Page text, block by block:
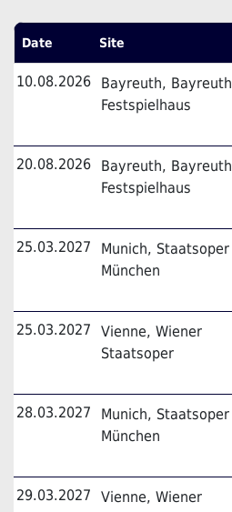
Date Site
10.08.2026
Bayreuth, Bayreuth
Festspielhaus
20.08.2026
Bayreuth, Bayreuth
Festspielhaus
25.03.2027
Munich, Staatsoper
München
25.03.2027
Vienne, Wiener
Staatsoper
28.03.2027
Munich, Staatsoper
München
29.03.2027
Vienne, Wiener